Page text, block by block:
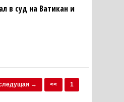
в суд на Ватикан и
→ <<
1